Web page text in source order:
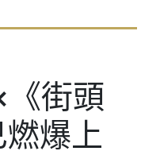
《街頭
爆上